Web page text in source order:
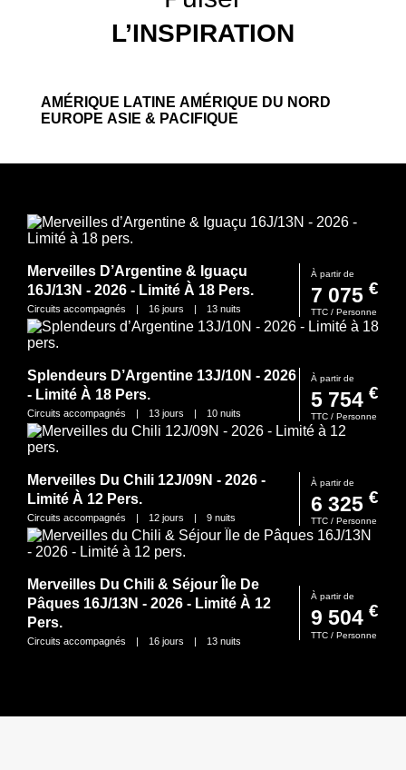
L’INSPIRATION
AMÉRIQUE LATINE AMÉRIQUE DU NORD
EUROPE ASIE & PACIFIQUE
Merveilles D’Argentine & Iguaçu
16J/13N - 2026 - Limité À 18 Pers.
Circuits accompagnés | 16 jours | 13 nuits
À partir de
7 075 €
TTC / Personne
Splendeurs D’Argentine 13J/10N - 2026
- Limité À 18 Pers.
Circuits accompagnés | 13 jours | 10 nuits
À partir de
5 754 €
TTC / Personne
Merveilles Du Chili 12J/09N - 2026 -
Limité À 12 Pers.
Circuits accompagnés | 12 jours | 9 nuits
À partir de
6 325 €
TTC / Personne
Merveilles Du Chili & Séjour Île De
Pâques 16J/13N - 2026 - Limité À 12
Pers.
Circuits accompagnés | 16 jours | 13 nuits
À partir de
9 504 €
TTC / Personne
Merveilles De L’Ouest Des Usa & Côte
Pacifique 14J/12N - 2026 - (Flex)
Circuits accompagnés | 14 jours | 12 nuits
À partir de
4 617 €
TTC / Personne
Merveilles De L’Islande En Hiver - 8J/7N
- 2026/2027 - (Flex)
Circuits accompagnés | 8jours nuits
À partir de
2 499 €
TTC / Personne
Immersion Norvège Du Sud 8J/7N -
2026 - Limité À 18 Pers. - (Flex)
Circuits accompagnés | 8jours nuits
À partir de
2 650 €
TTC / Personne
Douceurs De L'Islande En Eté - 8J/7N -
2026/ 2027 - (Flex)
Circuits accompagnés | 8jours nuits
À partir de
2 847 €
TTC / Personne
Splendeurs De L'Islande En Eté - 8J/7N
- 2026/2027 - (Flex)
Circuits accompagnés
3 017 €
TTC / Personne
Immersion En Mongolie 9J/7N - 2026 /
2027 - Limité À 12 Pers. - (Flex)
Circuits accompagnés | 9jours nuits
À partir de
3 335 €
TTC / Personne
Merveilles Du Népal & Séjour Bhoutan
18J/15N - 2026 - Limité À 16 Pers.
Circuits accompagnés | 18 jours | 15 nuits
À partir de
6 289 €
TTC / Personne
Merveilles Du Népal & Trekking
Annapurna 14J/11N - 2026 - Limité À 16
Pers.
Circuits accompagnés | 14 jours | 11 nuits
3 289 €
TTC / Personne
Merveilles Du Népal 12J/9N - 2026 -
Limité À 16 Pers.
Circuits accompagnés | 12 jours | 9nuits
2 689 €
Toutes nos destinations